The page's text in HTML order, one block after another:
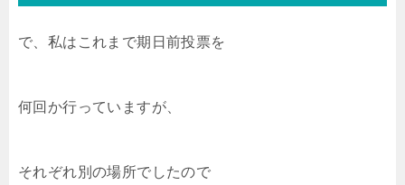
で、私はこれまで期日前投票を
何回か行っていますが、
それぞれ別の場所でしたので